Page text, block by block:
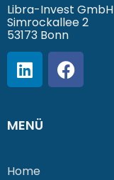
Libra-Invest GmbH
Simrockallee 2
53173 Bonn
MENÜ
Home